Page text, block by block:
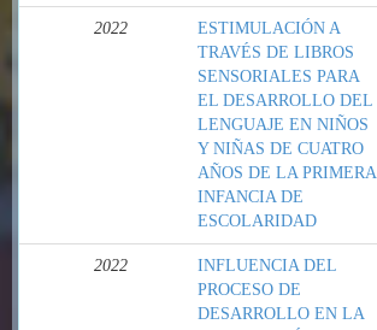
2022
ESTIMULACIÓN A
TRAVÉS DE LIBROS
SENSORIALES PARA
EL DESARROLLO DEL
LENGUAJE EN NIÑOS
Y NIÑAS DE CUATRO
AÑOS DE LA PRIMERA
INFANCIA DE
ESCOLARIDAD
2022
INFLUENCIA DEL
PROCESO DE
DESARROLLO EN LA